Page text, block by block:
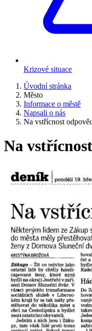
Krizové situace
Úvodní stránka
Město
Informace o městě
Napsali o nás
Na vstřícnost
Na